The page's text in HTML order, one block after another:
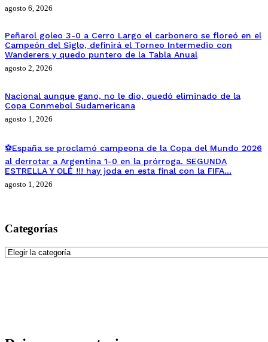
agosto 6, 2026
Peñarol goleo 3-0 a Cerro Largo el carbonero se floreó en el
Campeón del Siglo, definirá el Torneo Intermedio con
Wanderers y quedo puntero de la Tabla Anual
agosto 2, 2026
Nacional aunque gano, no le dio, quedó eliminado de la
Copa Conmebol Sudamericana
agosto 1, 2026
⚽España se proclamó campeona de la Copa del Mundo 2026
al derrotar a Argentina 1-0 en la prórroga. SEGUNDA
ESTRELLA Y OLÉ !!! hay joda en esta final con la FIFA…
agosto 1, 2026
Categorías
Categorías